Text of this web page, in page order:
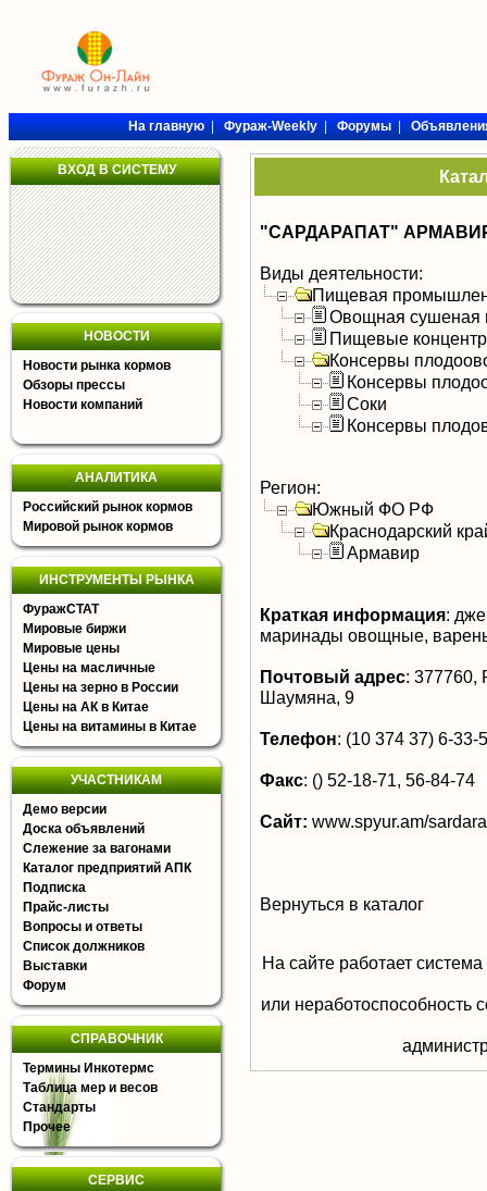
На главную|Фураж-Weekly|Форумы|
ВХОД В СИСТЕМУ
НОВОСТИ
Новости рынка кормов
Обзоры прессы
Новости компаний
АНАЛИТИКА
Российский рынок кормов
Мировой рынок кормов
ИНСТРУМЕНТЫ РЫНКА
ФуражСТАТ
Мировые биржи
Мировые цены
Цены на масличные
Цены на зерно в России
Цены на АК в Китае
Цены на витамины в Китае
УЧАСТНИКАМ
Демо версии
Доска объявлений
Слежение за вагонами
Каталог предприятий АПК
Подписка
Прайс-листы
Вопросы и ответы
Список должников
Выставки
Форум
СПРАВОЧНИК
Термины Инкотермс
Таблица мер и весов
Стандарты
Прочее
СЕРВИС
"САРДАРАПАТ"
Виды деятельности:
Пищевая
Овощная сушеная
Пищевые
Консервы
Консервы
Соки
Консервы
Регион:
Южный ФО РФ
Краснодарский
Армавир
Краткая информация:
маринады овощные,
Почтовый адрес: 377760,
Шаумяна, 9
Телефон: (10 374 37) 6-33-
Факс: () 52-18-71, 56-84-74
Сайт: www.spyur.am/
Вернуться в каталог
На сайте работает
или неработоспособность